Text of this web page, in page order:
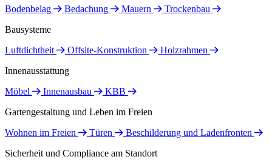
Bodenbelag
Bedachung Mauern
Trockenbau
Bausysteme
Luftdichtheit
Offsite-Konstruktion
Holzrahmen
Innenausstattung
Möbel
Innenausbau
KBB
Gartengestaltung und Leben im Freien
Wohnen im Freien
Türen
Beschilderung und Ladenfronten
Sicherheit und Compliance am Standort